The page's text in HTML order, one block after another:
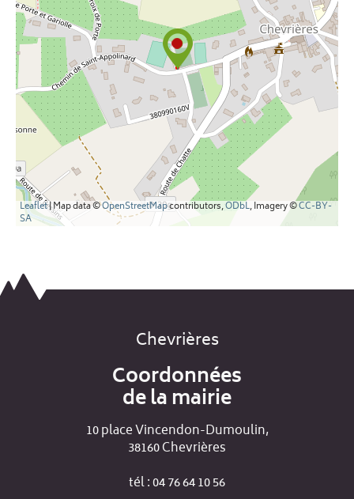
Leaflet| Map data ©OpenStreetMapcontributors,ODbL, Imagery ©CC-BY-
SA
Chevrières
Coordonnées
de la mairie
10 place Vincendon-Dumoulin,
38160 Chevrières
tél : 04 76 64 10 56